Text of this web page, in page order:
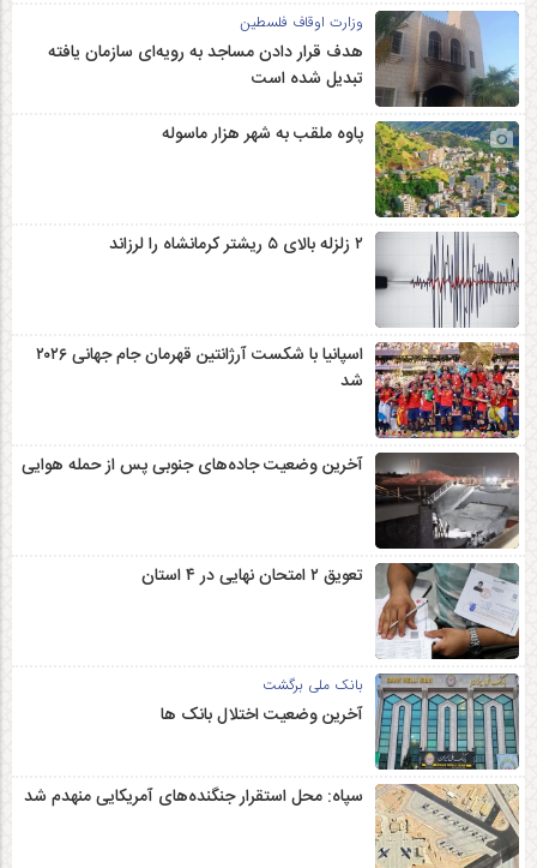
وزارت اوقاف فلسطین
هدف قرار دادن مساجد به رویه‌ای سازمان‌ یافته
تبدیل شده است
پاوه ملقب به شهر هزار ماسوله
۲ زلزله‌ بالای ۵ ریشتر کرمانشاه را لرزاند
اسپانیا با شکست آرژانتین قهرمان جام جهانی ۲۰۲۶
شد
آخرین وضعیت جاده‌های جنوبی پس از حمله هوایی
تعویق ۲ امتحان نهایی در ۴ استان
بانک ملی برگشت
آخرین وضعیت اختلال بانک ها
سپاه: محل استقرار جنگنده‌های آمریکایی منهدم شد